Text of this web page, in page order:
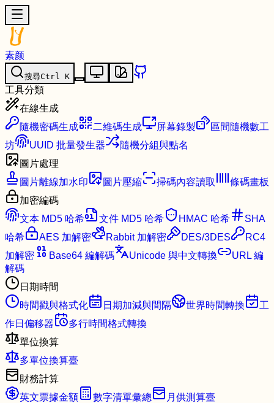
素颜
搜尋Ctrl K
工具分類
在線生成
隨機密碼生成
二維碼生成 屏幕錄製
區間隨機數工
坊
UUID 批量發生器
隨機分組與點名
圖片處理
圖片離線加水印
圖片壓縮 掃碼內容讀取
條碼畫板
加密編碼
文本 MD5 哈希
文件 MD5 哈希 HMAC 哈希
SHA
哈希
AES 加解密 Rabbit 加解密 DES/3DES
RC4
加解密
Base64 編解碼 Unicode 與中文轉換
URL 編
解碼
日期時間
時間戳與格式化
日期加減與間隔 世界時間轉換
工
作日偏移器
多行時間格式轉換
單位換算
多單位換算臺
財務計算
英文票據金額
數字清單彙總
月供測算臺